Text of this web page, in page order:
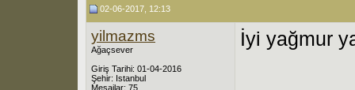
02-06-2017, 12:13
yilmazms
Ağaçsever
Giriş Tarihi: 01-04-2016
Şehir: Istanbul
Mesajlar: 75
İyi yağmur